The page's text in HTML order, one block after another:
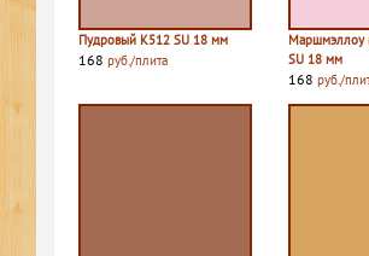
Пудровый К512 SU 18 мм
168 руб./плита
Маршмэллоу
SU 18 мм
168 руб./